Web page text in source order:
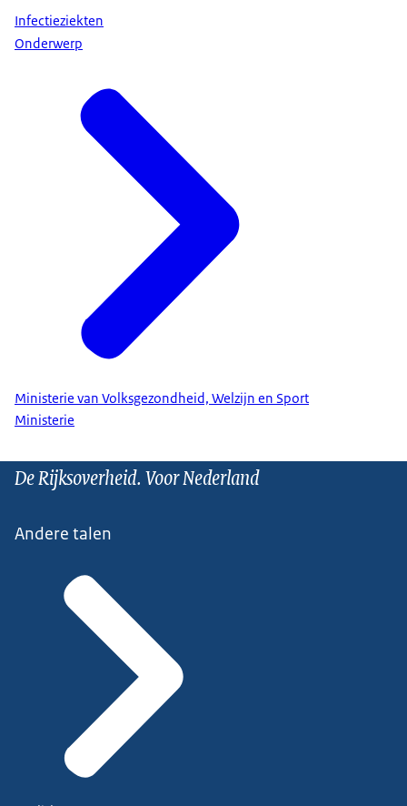
Infectieziekten
Onderwerp
Ministerie van Volksgezondheid, Welzijn en Sport
Ministerie
De Rijksoverheid. Voor Nederland
Andere talen